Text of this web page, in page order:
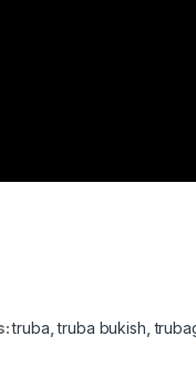
truba ,truba bukish ,